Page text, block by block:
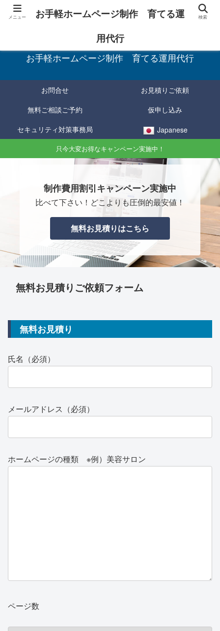
お手軽ホームページ制作 育てる運用代行
お問合せ
お見積りご依頼
無料ご相談ご予約
仮申し込み
セキュリティ対策事務局
Japanese
只今大変お得なキャンペーン実施中！
制作費用割引キャンペーン実施中
比べて下さい！どこよりも圧倒的最安値！
無料お見積りはこちら
無料お見積りご依頼フォーム
無料お見積り
氏名（必須）
メールアドレス（必須）
ホームページの種類 ※例）美容サロン
ページ数
メニュー
お手軽ホームページ制作 育てる運
用代行
検索